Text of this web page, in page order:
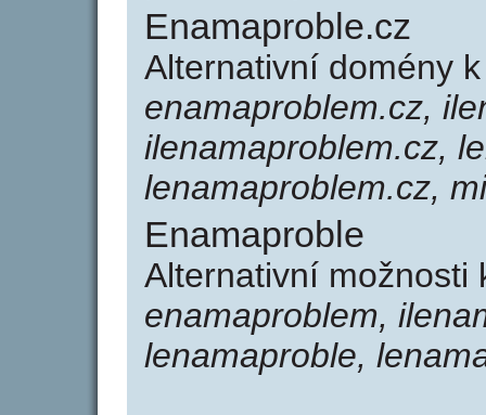
Enamaproble.cz
Alternativní domény
enamaproblem.cz,
ilenamaproblem.cz,
lenamaproblem.cz,
Enamaproble
Alternativní možnosti
enamaproblem,
lenamaproble,